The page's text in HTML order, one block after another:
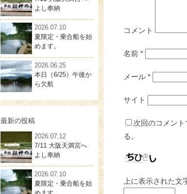
よし奉納
2026.07.10
夏限定・乗合船を始
めます。
2026.06.25
本日（6/25）午後か
ら欠航
最新の投稿
2026.07.12
7/11 大阪天満宮へ
よし奉納
2026.07.10
夏限定・乗合船を始
コメント
名前 *
メール *
サイト
次回のコメン
る。
上に表示された文